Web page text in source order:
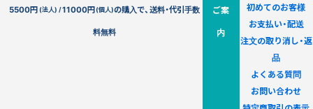
5500円(法人) /11000円(個人)の購入で、送料・代引手数
料無料
ご案
内
初めてのお客様
お支払い・配送
注文の取り消し・返
品
よくある質問
お問い合わせ